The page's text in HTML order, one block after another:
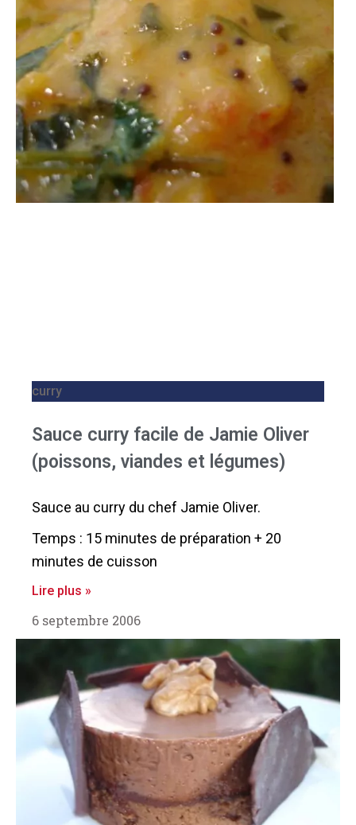
curry
Sauce curry facile de Jamie Oliver
(poissons, viandes et légumes)
Sauce au curry du chef Jamie Oliver.
Temps : 15 minutes de préparation + 20
minutes de cuisson
Lire plus »
6 septembre 2006